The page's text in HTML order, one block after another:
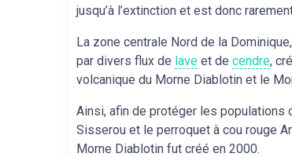
jusqu’à l’extinction et est donc
La zone centrale Nord de la
par divers flux de lave et de cendre,
volcanique du Morne Diablotin et le
Ainsi, afin de protéger les populations
Sisserou et le perroquet à cou rouge
Morne Diablotin fut créé en 2000.